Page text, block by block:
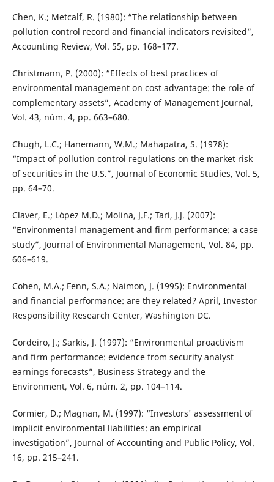
Chen, K.; Metcalf, R. (1980): “The relationship between
pollution control record and financial indicators revisited”,
Accounting Review, Vol. 55, pp. 168–177.
Christmann, P. (2000): “Effects of best practices of
environmental management on cost advantage: the role of
complementary assets”, Academy of Management Journal,
Vol. 43, núm. 4, pp. 663–680.
Chugh, L.C.; Hanemann, W.M.; Mahapatra, S. (1978):
“Impact of pollution control regulations on the market risk
of securities in the U.S.”, Journal of Economic Studies, Vol. 5,
pp. 64–70.
Claver, E.; López M.D.; Molina, J.F.; Tarí, J.J. (2007):
“Environmental management and firm performance: a case
study”, Journal of Environmental Management, Vol. 84, pp.
606–619.
Cohen, M.A.; Fenn, S.A.; Naimon, J. (1995): Environmental
and financial performance: are they related? April, Investor
Responsibility Research Center, Washington DC.
Cordeiro, J.; Sarkis, J. (1997): “Environmental proactivism
and firm performance: evidence from security analyst
earnings forecasts”, Business Strategy and the
Environment, Vol. 6, núm. 2, pp. 104–114.
Cormier, D.; Magnan, M. (1997): “Investors' assessment of
implicit environmental liabilities: an empirical
investigation”, Journal of Accounting and Public Policy, Vol.
16, pp. 215–241.